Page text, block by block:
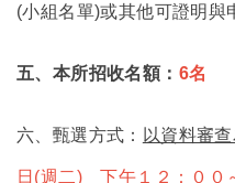
(小組名單)或其他可證明與
五、本所招收名額： 6名
六、甄選方式： 以資料審
日(週二) 下午１２：００